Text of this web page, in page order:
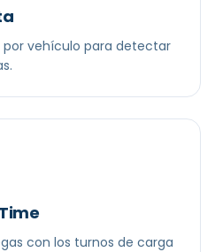
vehículo para detectar
con los turnos de carga